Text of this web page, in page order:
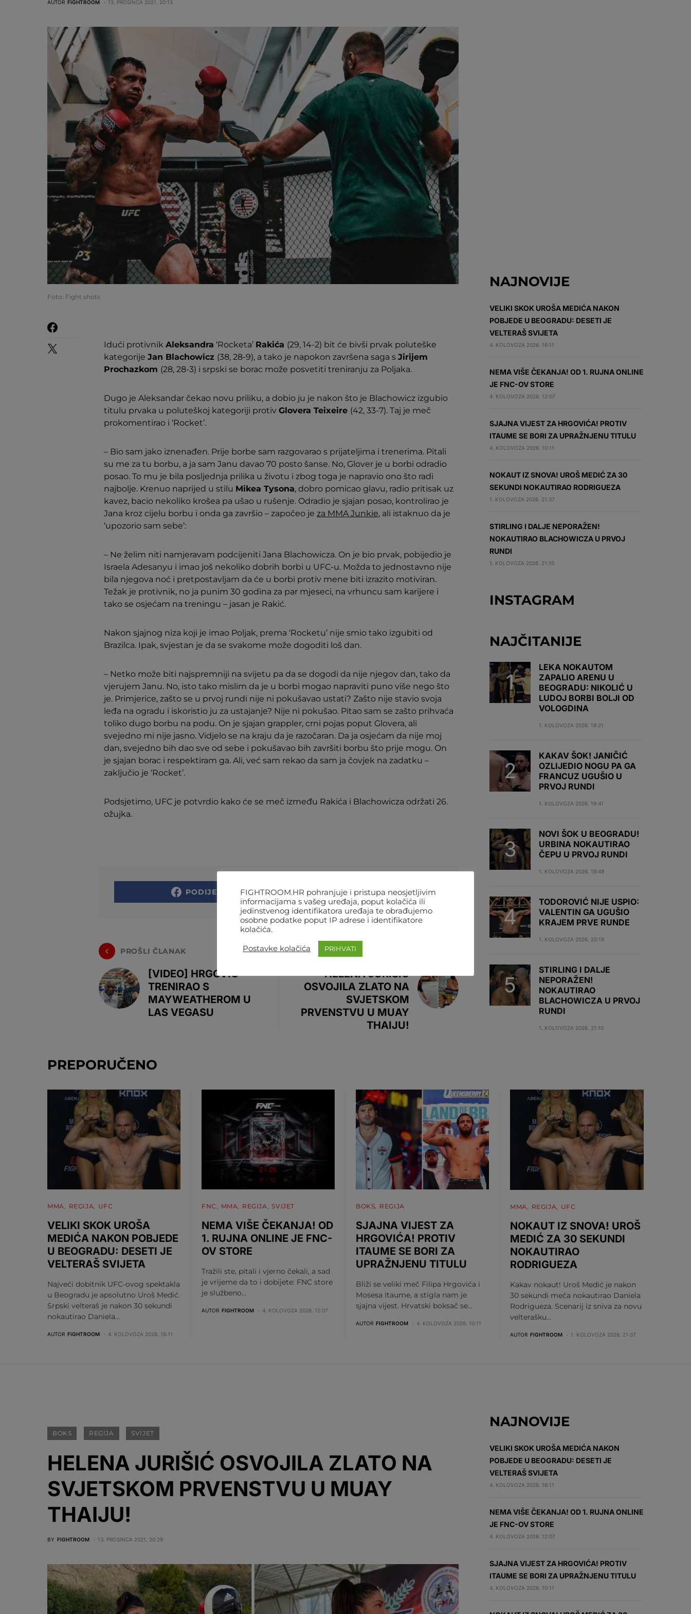
AUTOR FIGHTROOM 13. PROSINCA 2021. 20:13
Foto: Fight shots
Idući protivnik Aleksandra ‘Rocketa’ Rakića (29, 14-2) bit će bivši prvak poluteške
kategorije Jan Blachowicz (38, 28-9), a tako je napokon završena saga s Jirijem
Prochazkom (28, 28-3) i srpski se borac može posvetiti treniranju za Poljaka.
Dugo je Aleksandar čekao novu priliku, a dobio ju je nakon što je Blachowicz izgubio
titulu prvaka u poluteškoj kategoriji protiv Glovera Teixeire (42, 33-7). Taj je meč
prokomentirao i ‘Rocket’.
– Bio sam jako iznenađen. Prije borbe sam razgovarao s prijateljima i trenerima. Pitali
su me za tu borbu, a ja sam Janu davao 70 posto šanse. No, Glover je u borbi odradio
posao. To mu je bila posljednja prilika u životu i zbog toga je napravio ono što radi
najbolje. Krenuo naprijed u stilu Mikea Tysona, dobro pomicao glavu, radio pritisak uz
kavez, bacio nekoliko krošea pa ušao u rušenje. Odradio je sjajan posao, kontrolirao je
Jana kroz cijelu borbu i onda ga završio – započeo je za MMA Junkie, ali istaknuo da je
‘upozorio sam sebe’:
– Ne želim niti namjeravam podcijeniti Jana Blachowicza. On je bio prvak, pobijedio je
Israela Adesanyu i imao još nekoliko dobrih borbi u UFC-u. Možda to jednostavno nije
bila njegova noć i pretpostavljam da će u borbi protiv mene biti izrazito motiviran.
Težak je protivnik, no ja punim 30 godina za par mjeseci, na vrhuncu sam karijere i
tako se osjećam na treningu – jasan je Rakić.
Nakon sjajnog niza koji je imao Poljak, prema ‘Rocketu’ nije smio tako izgubiti od
Brazilca. Ipak, svjestan je da se svakome može dogoditi loš dan.
– Netko može biti najspremniji na svijetu pa da se dogodi da nije njegov dan, tako da
vjerujem Janu. No, isto tako mislim da je u borbi mogao napraviti puno više nego što
je. Primjerice, zašto se u prvoj rundi nije ni pokušavao ustati? Zašto nije stavio svoja
leđa na ogradu i iskoristio ju za ustajanje? Nije ni pokušao. Pitao sam se zašto prihvaća
toliko dugo borbu na podu. On je sjajan grappler, crni pojas poput Glovera, ali
svejedno mi nije jasno. Vidjelo se na kraju da je razočaran. Da ja osjećam da nije moj
dan, svejedno bih dao sve od sebe i pokušavao bih završiti borbu što prije mogu. On
je sjajan borac i respektiram ga. Ali, već sam rekao da sam ja čovjek na zadatku –
zaključio je ‘Rocket’.
Podsjetimo, UFC je potvrdio kako će se meč između Rakića i Blachowicza održati 26.
ožujka.
PODIJELI TWEET
PROŠLI ČLANAK
[VIDEO] HRGOVIĆ
TRENIRAO S
MAYWEATHEROM U
LAS VEGASU
HELENA JURIŠIĆ
OSVOJILA ZLATO NA
SVJETSKOM
PRVENSTVU U MUAY
THAIJU!
NAJNOVIJE
VELIKI SKOK UROŠA MEDIĆA NAKON
POBJEDE U BEOGRADU: DESETI JE
VELTERAŠ SVIJETA
4. KOLOVOZA 2026. 16:11
NEMA VIŠE ČEKANJA! OD 1. RUJNA ONLINE
JE FNC-OV STORE
4. KOLOVOZA 2026. 12:07
SJAJNA VIJEST ZA HRGOVIĆA! PROTIV
ITAUME SE BORI ZA UPRAŽNJENU TITULU
4. KOLOVOZA 2026. 10:11
NOKAUT IZ SNOVA! UROŠ MEDIĆ ZA 30
SEKUNDI NOKAUTIRAO RODRIGUEZA
1. KOLOVOZA 2026. 21:37
STIRLING I DALJE NEPORAŽEN!
NOKAUTIRAO BLACHOWICZA U PRVOJ
RUNDI
1. KOLOVOZA 2026. 21:10
INSTAGRAM
NAJČITANIJE
LEKA NOKAUTOM
ZAPALIO ARENU U
BEOGRADU: NIKOLIĆ U
LUDOJ BORBI BOLJI OD
VOLOGDINA
1. KOLOVOZA 2026. 18:21
KAKAV ŠOK! JANIČIĆ
OZLIJEDIO NOGU PA GA
FRANCUZ UGUŠIO U
PRVOJ RUNDI
1. KOLOVOZA 2026. 19:41
NOVI ŠOK U BEOGRADU!
URBINA NOKAUTIRAO
ČEPU U PRVOJ RUNDI
1. KOLOVOZA 2026. 19:49
TODOROVIĆ NIJE USPIO:
VALENTIN GA UGUŠIO
KRAJEM PRVE RUNDE
1. KOLOVOZA 2026. 20:19
STIRLING I DALJE
NEPORAŽEN!
NOKAUTIRAO
BLACHOWICZA U PRVOJ
RUNDI
1. KOLOVOZA 2026. 21:10
PREPORUČENO
MMA REGIJA UFC
VELIKI SKOK UROŠA
MEDIĆA NAKON POBJEDE
U BEOGRADU: DESETI JE
VELTERAŠ SVIJETA
Najveći dobitnik UFC-ovog spektakla
u Beogradu je apsolutno Uroš Medić.
Srpski velteraš je nakon 30 sekundi
nokautirao Daniela…
AUTOR FIGHTROOM 4. KOLOVOZA 2026. 16:11
FNC MMA REGIJA SVIJET
NEMA VIŠE ČEKANJA! OD
1. RUJNA ONLINE JE FNC-
OV STORE
Tražili ste, pitali i vjerno čekali, a sad
je vrijeme da to i dobijete: FNC store
je službeno…
AUTOR FIGHTROOM 4. KOLOVOZA 2026. 12:07
BOKS REGIJA
SJAJNA VIJEST ZA
HRGOVIĆA! PROTIV
ITAUME SE BORI ZA
UPRAŽNJENU TITULU
Bliži se veliki meč Filipa Hrgovića i
Mosesa Itaume, a stigla nam je
sjajna vijest. Hrvatski boksač se…
AUTOR FIGHTROOM 4. KOLOVOZA 2026. 10:11
MMA REGIJA UFC
NOKAUT IZ SNOVA! UROŠ
MEDIĆ ZA 30 SEKUNDI
NOKAUTIRAO
RODRIGUEZA
Kakav nokaut! Uroš Medić je nakon
30 sekundi meča nokautirao Daniela
Rodrigueza. Scenarij iz sniva za novu
velterašku…
AUTOR FIGHTROOM 1. KOLOVOZA 2026. 21:37
BOKS REGIJA SVIJET
HELENA JURIŠIĆ OSVOJILA ZLATO NA
SVJETSKOM PRVENSTVU U MUAY
THAIJU!
BY FIGHTROOM 13. PROSINCA 2021. 20:29
NAJNOVIJE
VELIKI SKOK UROŠA MEDIĆA NAKON
POBJEDE U BEOGRADU: DESETI JE
VELTERAŠ SVIJETA
4. KOLOVOZA 2026. 16:11
NEMA VIŠE ČEKANJA! OD 1. RUJNA ONLINE
JE FNC-OV STORE
4. KOLOVOZA 2026. 12:07
SJAJNA VIJEST ZA HRGOVIĆA! PROTIV
ITAUME SE BORI ZA UPRAŽNJENU TITULU
4. KOLOVOZA 2026. 10:11
FIGHTROOM.HR pohranjuje i pristupa neosjetljivim
informacijama s vašeg uređaja, poput kolačića ili
jedinstvenog identifikatora uređaja te obrađujemo
osobne podatke poput IP adrese i identifikatore
kolačića.
Postavke kolačića PRIHVATI